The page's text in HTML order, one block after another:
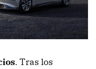
. Tras los